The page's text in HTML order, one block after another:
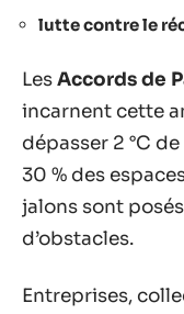
lutte contre le
LesAccords de
incarnent cette
dépasser 2 °C
30 % des
jalons sont
d’obstacles.
Entreprises,